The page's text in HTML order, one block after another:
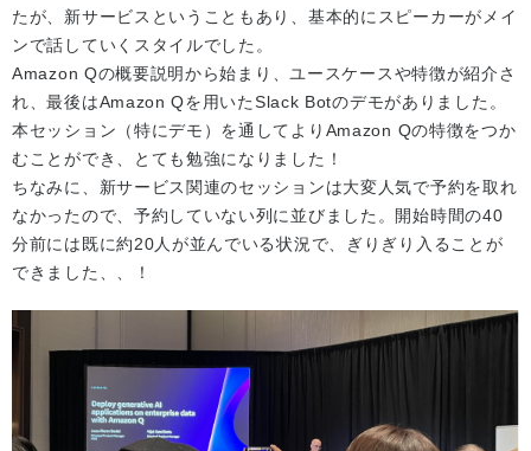
たが、新サービスということもあり、基本的にスピーカーがメイ
ンで話していくスタイルでした。
Amazon Qの概要説明から始まり、ユースケースや特徴が紹介さ
れ、最後はAmazon Qを用いたSlack Botのデモがありました。
本セッション（特にデモ）を通してよりAmazon Qの特徴をつか
むことができ、とても勉強になりました！
ちなみに、新サービス関連のセッションは大変人気で予約を取れ
なかったので、予約していない列に並びました。開始時間の40
分前には既に約20人が並んでいる状況で、ぎりぎり入ることが
できました、、！